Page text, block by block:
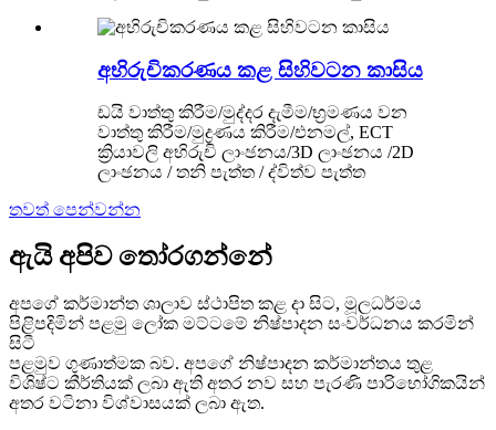
අභිරුචිකරණය කළ සිහිවටන කාසිය
ඩයි වාත්තු කිරීම/මුද්දර දැමීම/භ්‍රමණය වන
වාත්තු කිරීම/මුද්‍රණය කිරීම/එනමල්, ECT
ක්‍රියාවලි අභිරුචි ලාංඡනය/3D ලාංඡනය /2D
ලාංඡනය / තනි පැත්ත / ද්විත්ව පැත්ත
තවත් පෙන්වන්න
ඇයි අපිව තෝරගන්නේ
අපගේ කර්මාන්ත ශාලාව ස්ථාපිත කළ දා සිට, මූලධර්මය
පිළිපදිමින් පළමු ලෝක මට්ටමේ නිෂ්පාදන සංවර්ධනය කරමින්
සිටී
පළමුව ගුණාත්මක බව. අපගේ නිෂ්පාදන කර්මාන්තය තුළ
විශිෂ්ට කීර්තියක් ලබා ඇති අතර නව සහ පැරණි පාරිභෝගිකයින්
අතර වටිනා විශ්වාසයක් ලබා ඇත.